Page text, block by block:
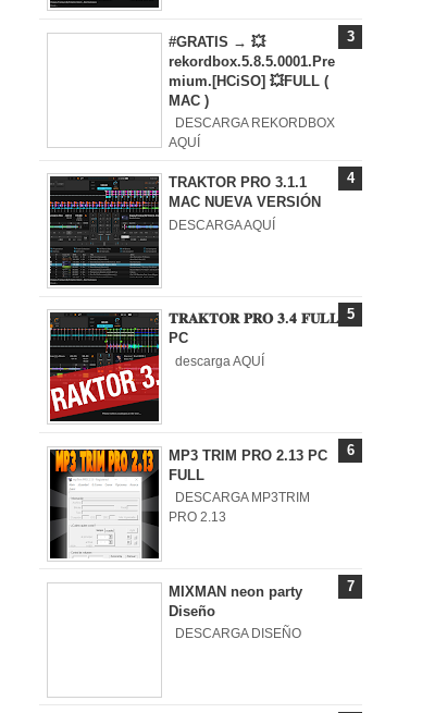
#GRATIS → 💥
rekordbox.5.8.5.0001.Pre
mium.[HCiSO] 💥FULL (
MAC )
DESCARGA REKORDBOX
AQUÍ
TRAKTOR PRO 3.1.1
MAC NUEVA VERSIÓN
DESCARGA AQUÍ
𝐓𝐑𝐀𝐊𝐓𝐎𝐑 𝐏𝐑𝐎 𝟑.𝟒 𝐅𝐔𝐋𝐋
PC
descarga AQUÍ
MP3 TRIM PRO 2.13 PC
FULL
DESCARGA MP3TRIM
PRO 2.13
MIXMAN neon party
Diseño
DESCARGA DISEÑO